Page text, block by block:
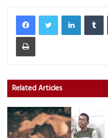
LinkedIn
Print
Related Articles